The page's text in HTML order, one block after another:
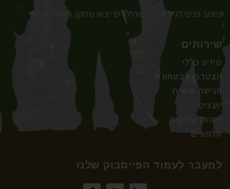
עיצוב פנים לגיל 50+ כשהילדים יצאו מהקן: השינוי הביתי
שירותים
מידע כללי
הצטרפו לבטחונט
פגישה אישית
יועצים
יזמות ועסקים
טלפונים
למעבר לעמוד הפייסבוק שלנו